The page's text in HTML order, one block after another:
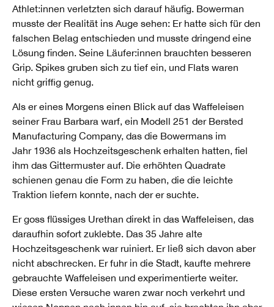
Athlet:innen verletzten sich darauf häufig. Bowerman
musste der Realität ins Auge sehen: Er hatte sich für den
falschen Belag entschieden und musste dringend eine
Lösung finden. Seine Läufer:innen brauchten besseren
Grip. Spikes gruben sich zu tief ein, und Flats waren
nicht griffig genug.
Als er eines Morgens einen Blick auf das Waffeleisen
seiner Frau Barbara warf, ein Modell 251 der Bersted
Manufacturing Company, das die Bowermans im
Jahr 1936 als Hochzeitsgeschenk erhalten hatten, fiel
ihm das Gittermuster auf. Die erhöhten Quadrate
schienen genau die Form zu haben, die die leichte
Traktion liefern konnte, nach der er suchte.
Er goss flüssiges Urethan direkt in das Waffeleisen, das
daraufhin sofort zuklebte. Das 35 Jahre alte
Hochzeitsgeschenk war ruiniert. Er ließ sich davon aber
nicht abschrecken. Er fuhr in die Stadt, kaufte mehrere
gebrauchte Waffeleisen und experimentierte weiter.
Diese ersten Versuche waren zwar noch verkehrt und